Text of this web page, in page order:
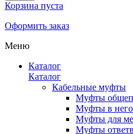
Корзина пуста
Оформить заказ
Меню
Каталог
Каталог
Кабельные муфты
Муфты
Муфты в
Муфты для
Муфты